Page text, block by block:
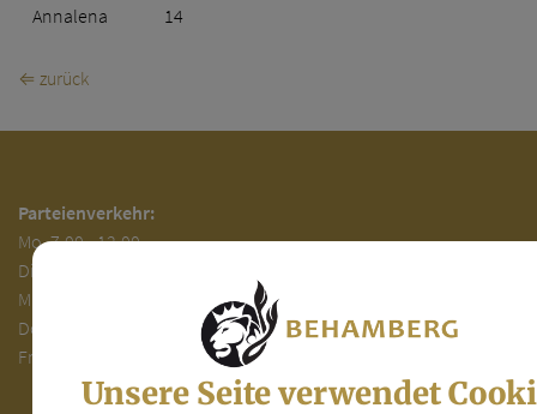
Annalena
14
⇐ zurück
Parteienverkehr:
Mo.7.00 - 12.00
Di.
Mi. 7.00 - 12.00 Uhr
Do. 7.00 - 12.00 und 14.00 - 16.00 Uhr
Fr. 7.00 - 12.00 Uhr
Unsere Seite verwendet